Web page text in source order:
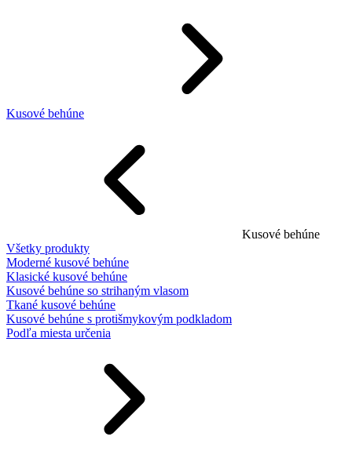
Kusové behúne
Kusové behúne
Všetky produkty
Moderné kusové behúne
Klasické kusové behúne
Kusové behúne so strihaným vlasom
Tkané kusové behúne
Kusové behúne s protišmykovým podkladom
Podľa miesta určenia